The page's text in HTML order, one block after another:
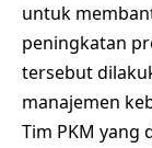
untuk
peningkatan
tersebut
manajemen
Tim PKM yang